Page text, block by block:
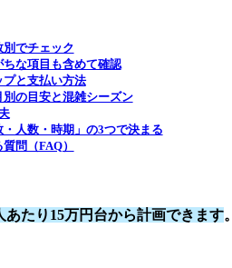
でチェック
な項目も含めて確認
と支払い方法
の目安と混雑シーズン
人数・時期」の3つで決まる
問（FAQ）
たり15万円台から計画できます。